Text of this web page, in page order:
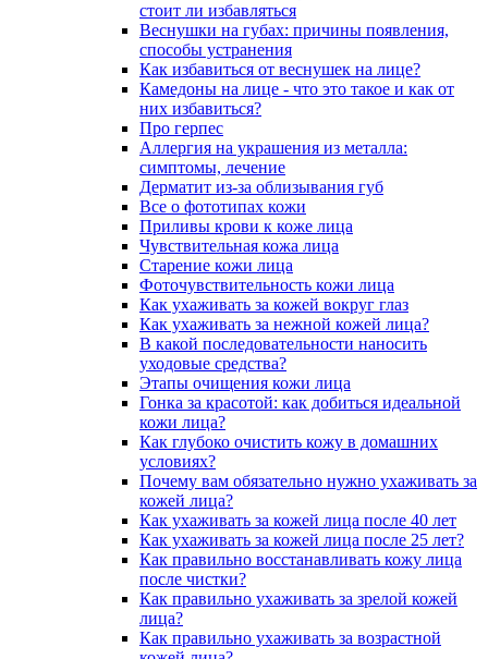
стоит ли избавляться
Веснушки на губах: причины появления,
способы устранения
Как избавиться от веснушек на лице?
Камедоны на лице - что это такое и как от
них избавиться?
Про герпес
Аллергия на украшения из металла:
симптомы, лечение
Дерматит из-за облизывания губ
Все о фототипах кожи
Приливы крови к коже лица
Чувствительная кожа лица
Старение кожи лица
Фоточувствительность кожи лица
Как ухаживать за кожей вокруг глаз
Как ухаживать за нежной кожей лица?
В какой последовательности наносить
уходовые средства?
Этапы очищения кожи лица
Гонка за красотой: как добиться идеальной
кожи лица?
Как глубоко очистить кожу в домашних
условиях?
Почему вам обязательно нужно ухаживать за
кожей лица?
Как ухаживать за кожей лица после 40 лет
Как ухаживать за кожей лица после 25 лет?
Как правильно восстанавливать кожу лица
после чистки?
Как правильно ухаживать за зрелой кожей
лица?
Как правильно ухаживать за возрастной